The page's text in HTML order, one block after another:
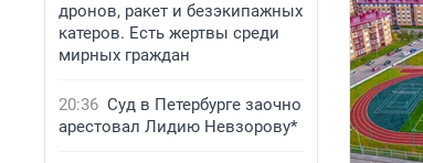
дронов, ракет и безэкипажных
катеров. Есть жертвы среди
мирных граждан
20:36 Суд в Петербурге заочно
арестовал Лидию Невзорову*